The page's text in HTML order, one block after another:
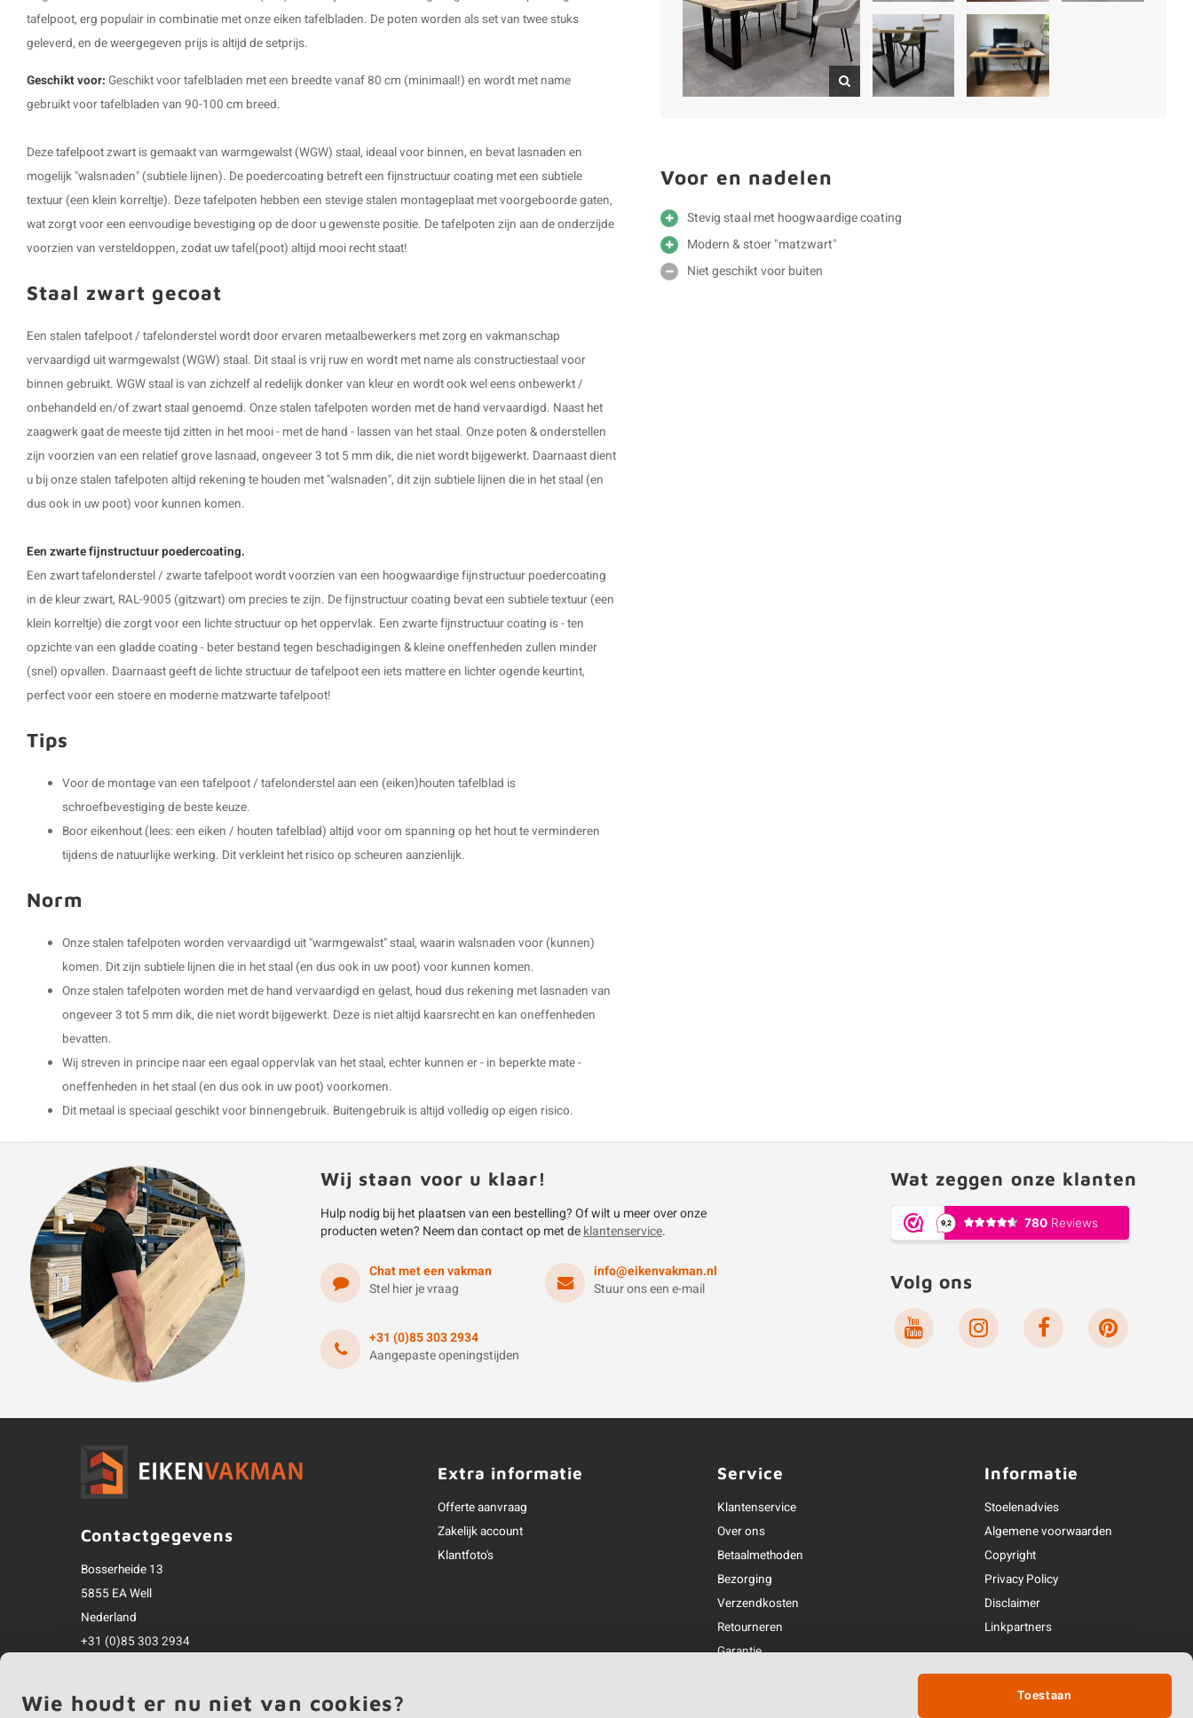
tafelpoot, erg populair in combinatie met onze eiken tafelbladen. De poten worden als set van twee stuks
geleverd, en de weergegeven prijs is altijd de setprijs.
Geschikt voor: Geschikt voor tafelbladen met een breedte vanaf 80 cm (minimaal!) en wordt met name
gebruikt voor tafelbladen van 90-100 cm breed.
Dezetafelpoot zwart is gemaakt van warmgewalst (WGW) staal, ideaal voor binnen, en bevat lasnaden en
mogelijk "walsnaden" (subtiele lijnen). De poedercoating betreft een fijnstructuur coating met een subtiele
textuur (een klein korreltje). Deze tafelpoten hebben een stevige stalen montageplaat met voorgeboorde gaten,
wat zorgt voor een eenvoudige bevestiging op de door u gewenste positie. De tafelpoten zijn aan de onderzijde
voorzien van versteldoppen, zodat uw tafel(poot) altijd mooi recht staat!
Staal zwart gecoat
Een stalen tafelpoot / tafelonderstel wordt door ervaren metaalbewerkers met zorg en vakmanschap
vervaardigd uit warmgewalst (WGW) staal. Dit staal is vrij ruw en wordt met name als constructiestaal voor
binnen gebruikt. WGW staal is van zichzelf al redelijk donker van kleur en wordt ook wel eens onbewerkt /
onbehandeld en/of zwart staal genoemd. Onze stalen tafelpoten worden met de hand vervaardigd. Naast het
zaagwerk gaat de meeste tijd zitten in het mooi - met de hand - lassen van het staal. Onze poten & onderstellen
zijn voorzien van een relatief grove lasnaad, ongeveer 3 tot 5 mm dik, die niet wordt bijgewerkt. Daarnaast dient
u bij onze stalen tafelpoten altijd rekening te houden met "walsnaden", dit zijn subtiele lijnen die in het staal (en
dus ook in uw poot) voor kunnen komen.
Een zwarte fijnstructuur poedercoating.
Een zwart tafelonderstel / zwarte tafelpoot wordt voorzien van een hoogwaardige fijnstructuur poedercoating
in de kleur zwart, RAL-9005 (gitzwart) om precies te zijn. De fijnstructuur coating bevat een subtiele textuur (een
klein korreltje) die zorgt voor een lichte structuur op het oppervlak. Een zwarte fijnstructuur coating is - ten
opzichte van een gladde coating - beter bestand tegen beschadigingen & kleine oneffenheden zullen minder
(snel) opvallen. Daarnaast geeft de lichte structuur de tafelpoot een iets mattere en lichter ogende keurtint,
perfect voor een stoere en moderne matzwarte tafelpoot!
Tips
Voor de montage van een tafelpoot / tafelonderstel aan een (eiken)houten tafelblad is
schroefbevestiging de beste keuze.
Boor eikenhout (lees: een eiken / houten tafelblad) altijd voor om spanning op het hout te verminderen
tijdens de natuurlijke werking. Dit verkleint het risico op scheuren aanzienlijk.
Norm
Onze stalen tafelpoten worden vervaardigd uit "warmgewalst" staal, waarin walsnaden voor (kunnen)
komen. Dit zijn subtiele lijnen die in het staal (en dus ook in uw poot) voor kunnen komen.
Onze stalen tafelpoten worden met de hand vervaardigd en gelast, houd dus rekening met lasnaden van
ongeveer 3 tot 5 mm dik, die niet wordt bijgewerkt. Deze is niet altijd kaarsrecht en kan oneffenheden
bevatten.
Wij streven in principe naar een egaal oppervlak van het staal, echter kunnen er - in beperkte mate -
oneffenheden in het staal (en dus ook in uw poot) voorkomen.
Dit metaal is speciaal geschikt voor binnengebruik. Buitengebruik is altijd volledig op eigen risico.
Voor en nadelen
Stevig staal met hoogwaardige coating
Modern & stoer "matzwart"
Niet geschikt voor buiten
Wij staan voor u klaar!
Hulp nodig bij het plaatsen van een bestelling? Of wilt u meer over onze
producten weten? Neem dan contact op met deklantenservice.
Chat met een vakman
Stel hier je vraag
info@eikenvakman.nl
Stuur ons een e-mail
+31 (0)85 303 2934
Aangepaste openingstijden
Wat zeggen onze klanten
Volg ons
Contactgegevens
Bosserheide 13
5855 EA Well
Nederland
+31 (0)85 303 2934
Alle bedragen zijn incl. btw
Extra informatie
Offerte aanvraag
Zakelijk account
Klantfoto's
Service
Klantenservice
Over ons
Betaalmethoden
Bezorging
Verzendkosten
Retourneren
Garantie
Informatie
Stoelenadvies
Algemene voorwaarden
Copyright
Privacy Policy
Disclaimer
Linkpartners
Wie houdt er nu niet van cookies? Toestaan